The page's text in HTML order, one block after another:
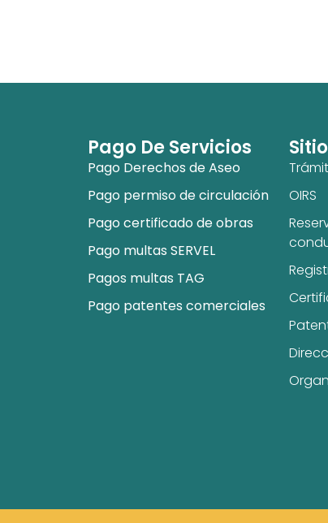
Pago De Servicios
Pago Derechos de Aseo
Pago permiso de circulación
Pago certificado de obras
Pago multas SERVEL
Pagos multas TAG
Pago patentes comerciales
OIRS